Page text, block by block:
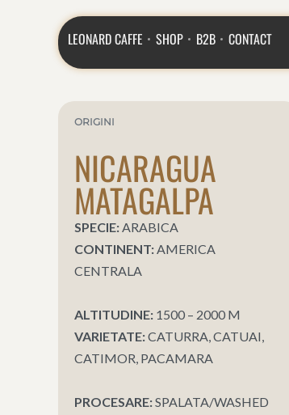
LEONARD CAFFE SHOP B2B CONTACT
ORIGINI
NICARAGUA
MATAGALPA
SPECIE:ARABICA
CONTINENT:AMERICA
CENTRALA
ALTITUDINE: 1500 – 2000 M
VARIETATE:CATURRA, CATUAI,
CATIMOR, PACAMARA
PROCESARE:SPALATA/WASHED